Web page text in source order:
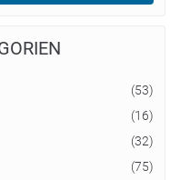
(53)
(16)
(32)
(75)